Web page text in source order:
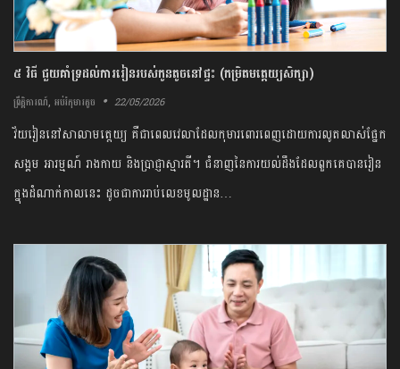
៥​ វិធី​ ​ជួយ​គាំទ្រ​ដល់​ការ​រៀន​របស់​កូន​តូច​នៅ​ផ្ទះ​ ​(​កម្រិត​មត្តេយ្យ​សិក្សា​)
ព្រឹត្តិការណ៍, អប់រំកុមារតូច 22/05/2026
​វ័យ​រៀន​នៅ​សាលា​មត្តេយ្យ ​គឺជា​ពេលវេលា​ដែល​កុមារ​ពោរពេញ​ដោយ​ការ​លូតលាស់​ផ្នែក​
សង្គម ​អារម្មណ៍​ ​រាងកាយ​ ​និង​ប្រាជ្ញា​ស្មារតី​។ ​ជំនាញ​នៃ​ការ​យល់ដឹង​ដែល​ពួកគេ​បាន​រៀន​
ក្នុង​ដំណាក់កាល​នេះ​ ​ដូចជា​ការ​រាប់​លេខ​មូលដ្ឋាន…